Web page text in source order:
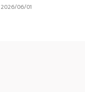
2026/06/01